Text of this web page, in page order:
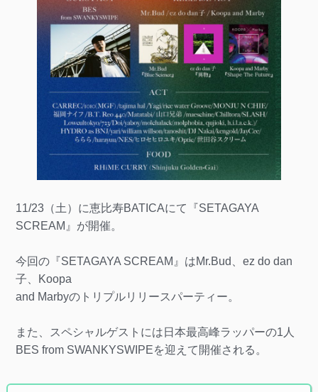
11/23（土）に恵比寿BATICAにて『SETAGAYA
SCREAM』が開催。
今回の『SETAGAYA SCREAM』はMr.Bud、ez do dan
子、Koopa
and Marbyのトリプルリリースパーティー。
また、スペシャルゲストには日本最高峰ラッパーの1人
BES from SWANKYSWIPEを迎えて開催される。